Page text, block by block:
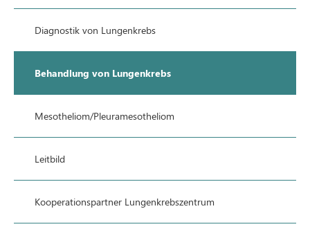
Diagnostik von Lungenkrebs
Behandlung von Lungenkrebs
Mesotheliom/Pleuramesotheliom
Leitbild
Kooperationspartner Lungenkrebszentrum